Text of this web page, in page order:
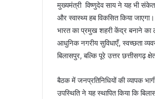
मुख्यमंत्री विष्णुदेव साय ने यह भी
और स्वास्थ्य हब विकसित किया
भारत का प्रमुख शहरी केंद्र बनाने का
आधुनिक नगरीय सुविधाएँ, स्वच्छता
बिलासपुर, बल्कि पूरे उत्तर छत्तीसगढ़
बैठक में जनप्रतिनिधियों की व्यापक
उपस्थिति ने यह स्थापित किया कि